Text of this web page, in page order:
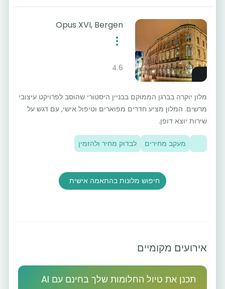
Opus XVI, Bergen
4.6
מלון יוקרה בברגן הממוקם בבניין היסטורי שהוסב לפרויקט עיצובי
מרשים. המלון מציע חדרים מפוארים וטיפול אישי, עם דגש על
שירות יוצא דופן.
מעקב מחירים לבדוק מחיר ולהזמין
חיפוש מלונות בהתאמה אישית
אירועים מקומיים
תכנן את טיול החלומות שלך בחינם עם AI